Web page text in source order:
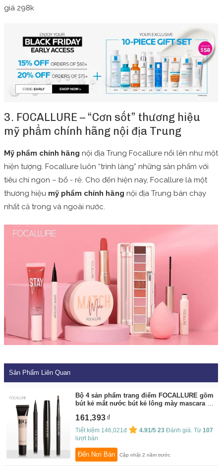
giá 298k
3. FOCALLURE – “Cơn sốt” thương hiệu
mỹ phẩm chính hãng nội địa Trung
Mỹ phẩm chính hãng nội địa Trung Focallure nổi lên như một
hiện tượng. Focallure luôn “trình làng” những sản phẩm với
tiêu chí ngon – bổ - rẻ. Cho đến hiện nay, Focallure là một
thương hiệu mỹ phẩm chính hãng nội địa Trung bán chạy
nhất cả trong và ngoài nước.
Sản Phẩm Liên Quan
Bộ 4 sản phẩm trang điểm FOCALLURE gồm
bút kẻ mắt nước bút kẻ lông mày mascara và
chọn - INTL
161,393
Tiết kiệm 146,021đ 4.91/5 23 Đánh giá. Từ107
lượt bán
Đến Nơi Bán Cập nhật 2 năm trước